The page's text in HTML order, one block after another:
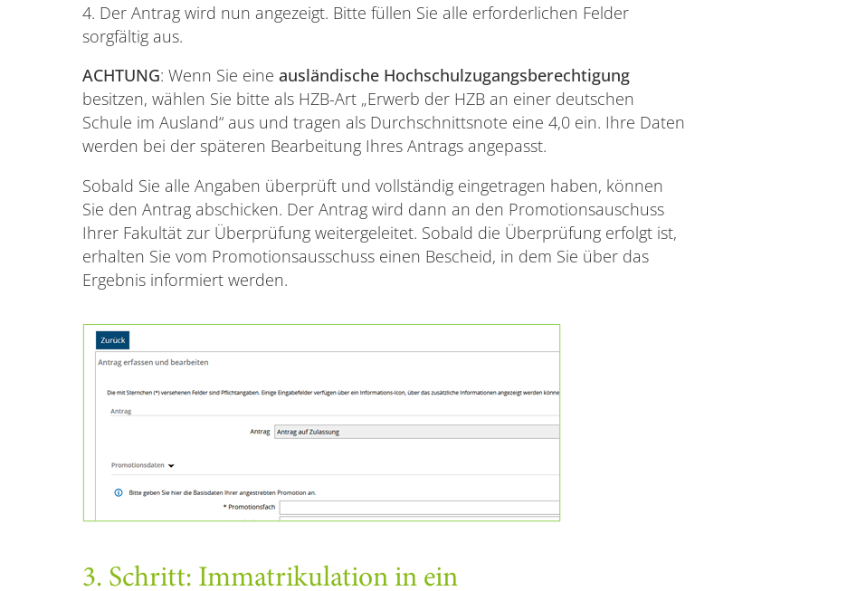
4. Der Antrag wird nun angezeigt. Bitte füllen Sie alle erforderlichen Felder
sorgfältig aus.
ACHTUNG: Wenn Sie eine ausländische Hochschulzugangsberechtigung
besitzen, wählen Sie bitte als HZB-Art „Erwerb der HZB an einer deutschen
Schule im Ausland“ aus und tragen als Durchschnittsnote eine 4,0 ein. Ihre Daten
werden bei der späteren Bearbeitung Ihres Antrags angepasst.
Sobald Sie alle Angaben überprüft und vollständig eingetragen haben, können
Sie den Antrag abschicken. Der Antrag wird dann an den Promotionsauschuss
Ihrer Fakultät zur Überprüfung weitergeleitet. Sobald die Überprüfung erfolgt ist,
erhalten Sie vom Promotionsausschuss einen Bescheid, in dem Sie über das
Ergebnis informiert werden.
3. Schritt: Immatrikulation in ein